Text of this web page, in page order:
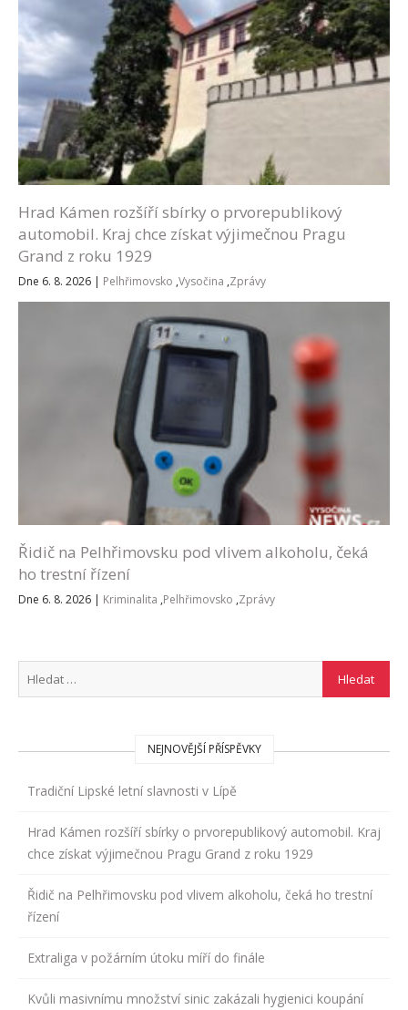
Hrad Kámen rozšíří sbírky o prvorepublikový
automobil. Kraj chce získat výjimečnou Pragu
Grand z roku 1929
Dne 6. 8. 2026 | Pelhřimovsko ,Vysočina ,Zprávy
Řidič na Pelhřimovsku pod vlivem alkoholu, čeká
ho trestní řízení
Dne 6. 8. 2026 | Kriminalita ,Pelhřimovsko ,Zprávy
NEJNOVĚJŠÍ PŘÍSPĚVKY
Tradiční Lipské letní slavnosti v Lípě
Hrad Kámen rozšíří sbírky o prvorepublikový automobil. Kraj
chce získat výjimečnou Pragu Grand z roku 1929
Řidič na Pelhřimovsku pod vlivem alkoholu, čeká ho trestní
řízení
Extraliga v požárním útoku míří do finále
Kvůli masivnímu množství sinic zakázali hygienici koupání